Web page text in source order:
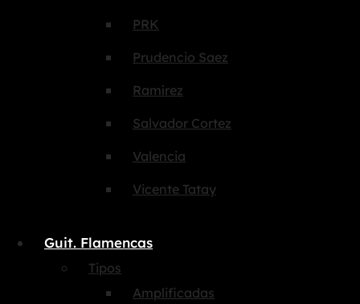
PRK
Prudencio Saez
Ramírez
Salvador Cortez
Valencia
Vicente Tatay
Guit. Flamencas
Tipos
Amplificadas